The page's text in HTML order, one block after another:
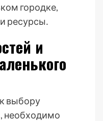
городке,
ресурсы․
и
выбору
необходимо